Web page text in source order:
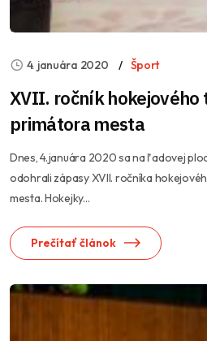
4. januára 2020 Šport
XVII. ročník hokejového
primátora mesta
Dnes, 4.januára 2020 sa na ľadovej
odohrali zápasy XVII. ročníka
mesta. Hokejky...
Prečítať článok